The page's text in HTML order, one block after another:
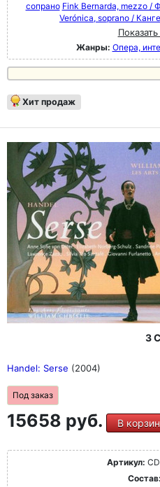
сопрано Fink Bernarda, mezzo /
Verónica, soprano /
Жанры: Опера,
Хит продаж
3
Handel: Serse (2004)
Под заказ
15658 руб. В
Артикул:
Состав: